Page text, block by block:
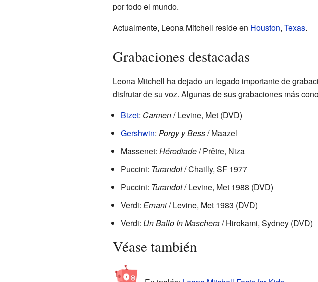
por todo el mundo.
Actualmente, Leona Mitchell reside en Houston, Texas.
Grabaciones destacadas
Leona Mitchell ha dejado un legado importante de
disfrutar de su voz. Algunas de sus grabaciones más
Bizet: Carmen/ Levine, Met (DVD)
Gershwin: Porgy y Bess/ Maazel
Massenet: Hérodiade/ Prêtre, Niza
Puccini: Turandot/ Chailly, SF 1977
Puccini: Turandot/ Levine, Met 1988 (DVD)
Verdi: Ernani/ Levine, Met 1983 (DVD)
Verdi: Un Ballo In Maschera/ Hirokami, Sydney (DVD)
Véase también